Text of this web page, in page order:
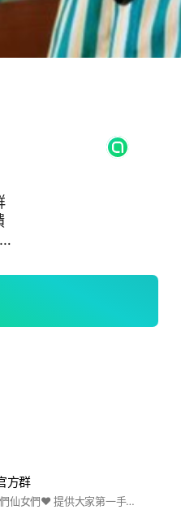
方群
給真心喜歡我們仙女們❤️ 提供大家第一手資訊福利，讓大家有個討論育兒討論生活友善小空間 進入後請將名稱改為下列格式～ 🌟暱稱/地區/寶寶出生年月 EX: 恒恒的母/高雄/11006 並將頭像更換為真實照片 小幫手會定期協助審核 任何問題請加客服賴@840eztmp